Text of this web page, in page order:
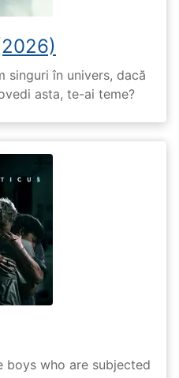
singuri în univers, dacă
asta, te-ai teme?
boys who are subjected